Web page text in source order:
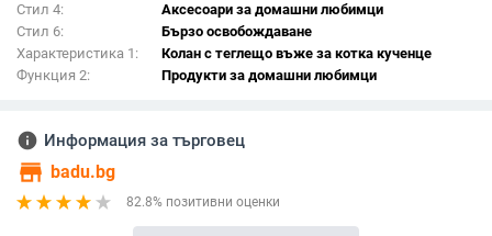
Стил 4:
Аксесоари за домашни любимци
Стил 6:
Бързо освобождаване
Характеристика 1:
Колан с теглещо въже за котка кученце
Функция 2:
Продукти за домашни любимци
info Информация за търговец
store badu.bg
82.8% позитивни оценки